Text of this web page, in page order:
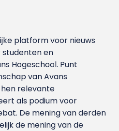
platform voor nieuws
studenten en
Hoge­school. Punt
van Avans
relevante
als podium voor
De mening van derden
de mening van de